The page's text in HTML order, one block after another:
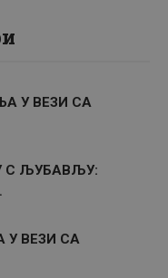
У ВЕЗИ СА
С ЉУБАВЉУ:
ВЕЗИ СА